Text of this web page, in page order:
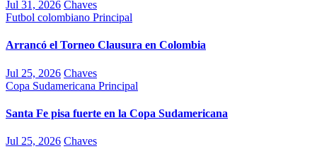
Jul 31, 2026 Chaves
Futbol colombiano Principal
Arrancó el Torneo Clausura en Colombia
Jul 25, 2026 Chaves
Copa Sudamericana Principal
Santa Fe pisa fuerte en la Copa Sudamericana
Jul 25, 2026 Chaves